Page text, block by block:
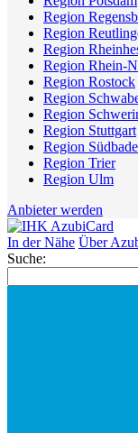
Region
Region
Region
Region Rhein-
Region Rostock
Region
Region
Region Stuttgart
Region
Region Trier
Region Ulm
Anbieter werden
In der Nähe Über
Suche: